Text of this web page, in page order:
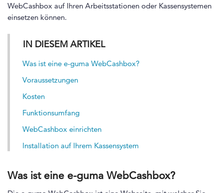
Kontakt
WebCashbox auf Ihren Arbeitsstationen oder Kassensystemen
einsetzen können.
IN DIESEM ARTIKEL
Was ist eine e-guma WebCashbox?
Voraussetzungen
Kosten
Funktionsumfang
WebCashbox einrichten
Installation auf Ihrem Kassensystem
Was ist eine e-guma WebCashbox?